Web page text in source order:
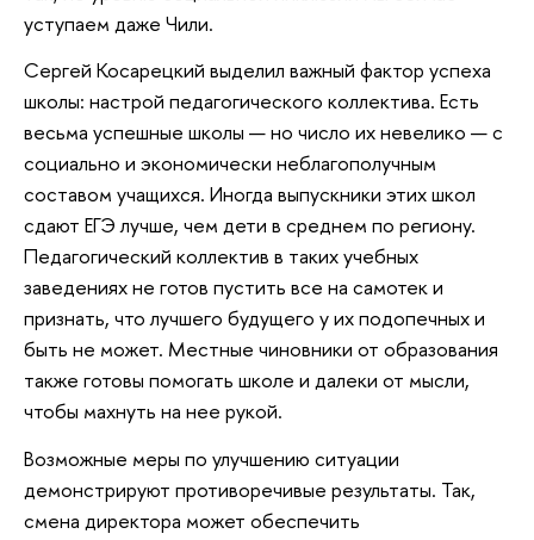
уступаем даже Чили.
Сергей Косарецкий выделил важный фактор успеха
школы: настрой педагогического коллектива. Есть
весьма успешные школы — но число их невелико — с
социально и экономически неблагополучным
составом учащихся. Иногда выпускники этих школ
сдают ЕГЭ лучше, чем дети в среднем по региону.
Педагогический коллектив в таких учебных
заведениях не готов пустить все на самотек и
признать, что лучшего будущего у их подопечных и
быть не может. Местные чиновники от образования
также готовы помогать школе и далеки от мысли,
чтобы махнуть на нее рукой.
Возможные меры по улучшению ситуации
демонстрируют противоречивые результаты. Так,
смена директора может обеспечить